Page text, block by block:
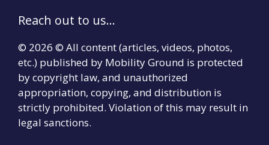
Reach out to us...
© 2026 © All content (articles, videos, photos,
etc.) published by Mobility Ground is protected
by copyright law, and unauthorized
appropriation, copying, and distribution is
strictly prohibited. Violation of this may result in
legal sanctions.